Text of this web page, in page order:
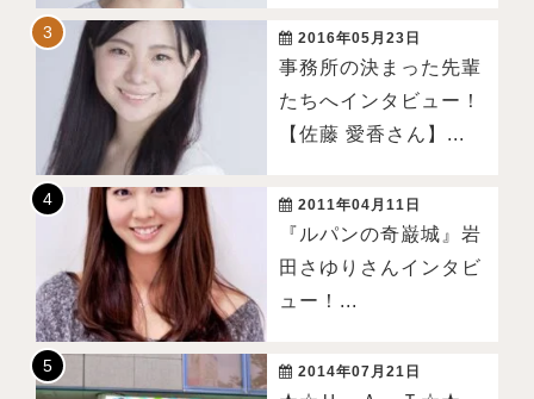
2016年05月23日
事務所の決まった先輩
たちへインタビュー！
【佐藤 愛香さん】...
2011年04月11日
『ルパンの奇巌城』岩
田さゆりさんインタビ
ュー！...
2014年07月21日